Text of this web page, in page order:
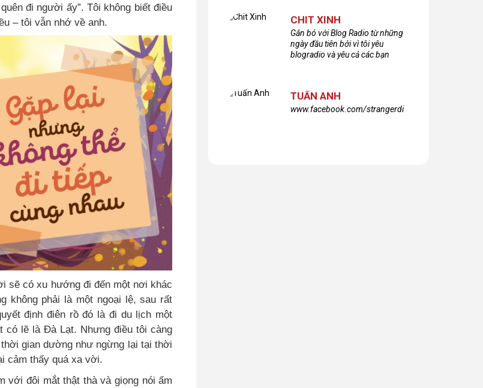
đi người ấy”. Tôi không biết điều
– tôi vẫn nhớ về anh.
sẽ có xu hướng đi đến một nơi khác
không phải là một ngoại lệ, sau rất
định điên rồ đó là đi du lịch một
có lẽ là Đà Lạt. Nhưng điều tôi càng
gian dường như ngừng lại tại thời
cảm thấy quá xa vời.
với đôi mắt thật thà và giọng nói ấm
CHIT XINH
Gắn bó với Blog Radio từ những
ngày đầu tiên bởi vì tôi yêu
blogradio và yêu cả các bạn
nhiều!
TUẤN ANH
www.facebook.com/strangerdi